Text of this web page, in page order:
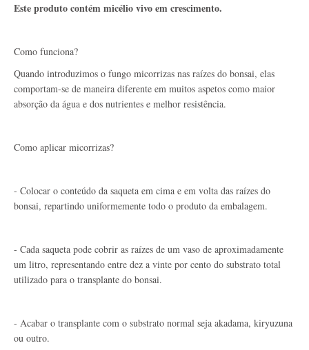
Este produto contém micélio vivo em crescimento.
Como funciona?
Quando introduzimos o fungo micorrizas nas raízes do bonsai, elas
comportam-se de maneira diferente em muitos aspetos como maior
absorção da água e dos nutrientes e melhor resistência.
Como aplicar micorrizas?
- Colocar o conteúdo da saqueta em cima e em volta das raízes do
bonsai, repartindo uniformemente todo o produto da embalagem.
- Cada saqueta pode cobrir as raízes de um vaso de aproximadamente
um litro, representando entre dez a vinte por cento do substrato total
utilizado para o transplante do bonsai.
- Acabar o transplante com o substrato normal seja akadama, kiryuzuna
ou outro.